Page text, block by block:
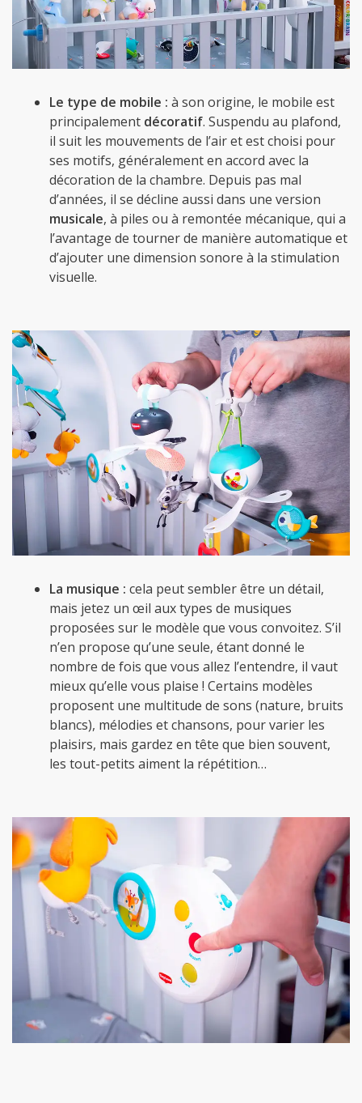
Le type de mobile : à son origine, le mobile est
principalement décoratif. Suspendu au plafond,
il suit les mouvements de l’air et est choisi pour
ses motifs, généralement en accord avec la
décoration de la chambre. Depuis pas mal
d’années, il se décline aussi dans une version
musicale, à piles ou à remontée mécanique, qui a
l’avantage de tourner de manière automatique et
d’ajouter une dimension sonore à la stimulation
visuelle.
La musique : cela peut sembler être un détail,
mais jetez un œil aux types de musiques
proposées sur le modèle que vous convoitez. S’il
n’en propose qu’une seule, étant donné le
nombre de fois que vous allez l’entendre, il vaut
mieux qu’elle vous plaise ! Certains modèles
proposent une multitude de sons (nature, bruits
blancs), mélodies et chansons, pour varier les
plaisirs, mais gardez en tête que bien souvent,
les tout-petits aiment la répétition…